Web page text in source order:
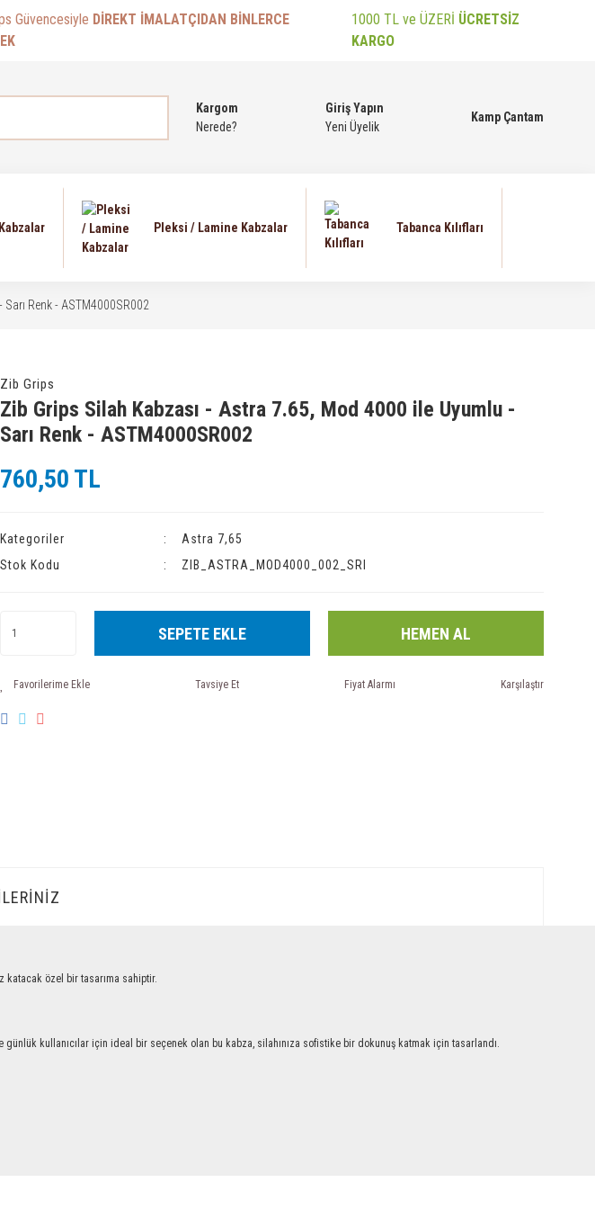
Güvencesiyle DİREKT İMALATÇIDAN BİNLERCE
1000 TL ve ÜZERİ ÜCRETSİZ
KARGO
Kargom
Nerede?
Giriş Yapın
Yeni Üyelik
Kamp Çantam
Pleksi / Lamine Kabzalar Tabanca Kılıfları
Renk - ASTM4000SR002
Zib Grips
Zib Grips Silah Kabzası - Astra 7.65, Mod 4000 ile Uyumlu -
Sarı Renk - ASTM4000SR002
760,50 TL
Kategoriler
Astra 7,65
Stok Kodu
ZIB_ASTRA_MOD4000_002_SRI
SEPETE EKLE HEMEN AL
Tavsiye Et Fiyat Alarmı Karşılaştır
özel bir tasarıma sahiptir.
kullanıcılar için ideal bir seçenek olan bu kabza, silahınıza sofistike bir dokunuş katmak için tasarlandı.